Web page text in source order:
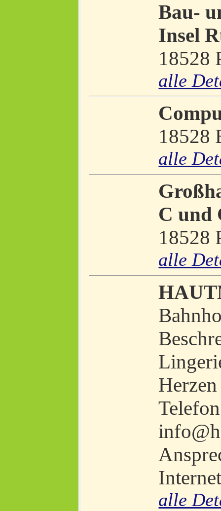
Bau-
Insel
18528
alle
18528
alle
C und
18528
alle
alle